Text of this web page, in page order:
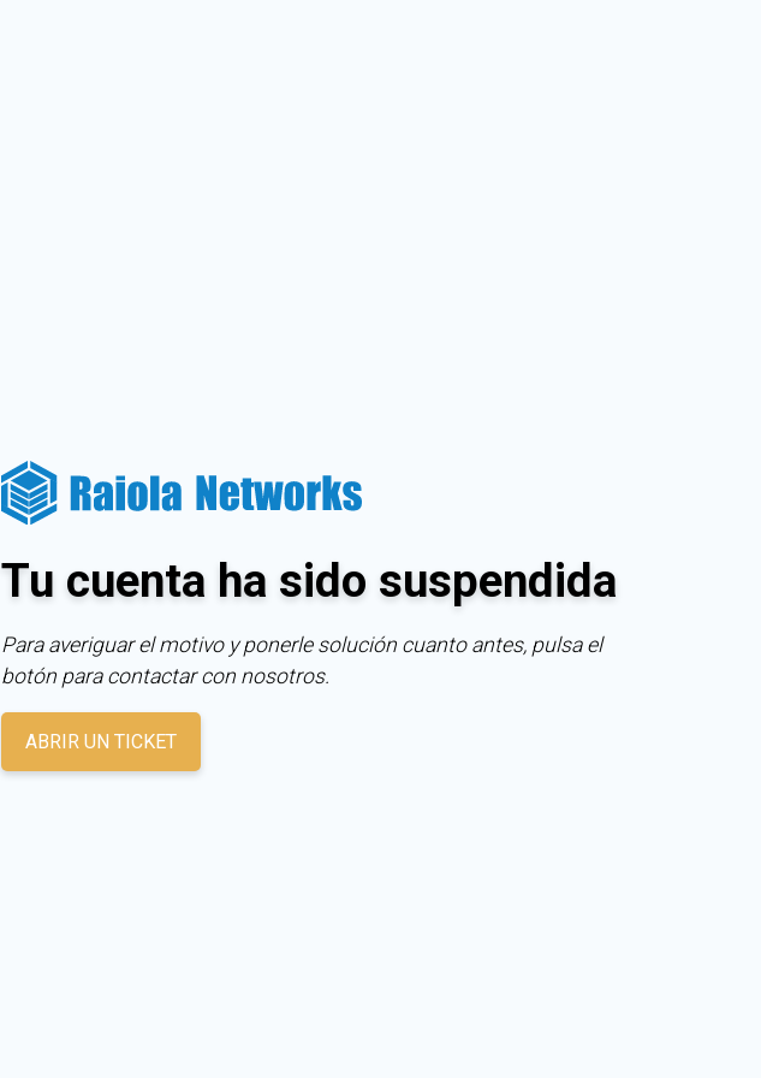
Tu cuenta ha sido suspendida
Para averiguar el motivo y ponerle solución cuanto antes, pulsa el
botón para contactar con nosotros.
ABRIR UN TICKET